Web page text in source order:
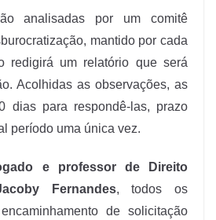
analisadas por um comitê
mantido por cada
redigirá um relatório que será
Acolhidas as observações, as
dias para respondê-las, prazo
período uma única vez.
e professor de Direito
Fernandes, todos os
de solicitação